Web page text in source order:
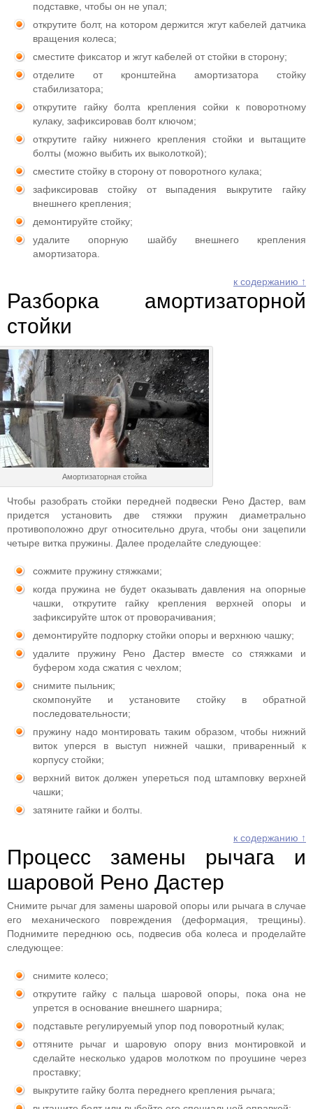
подставке, чтобы он не упал;
открутите болт, на котором держится жгут кабелей датчика
вращения колеса;
сместите фиксатор и жгут кабелей от стойки в сторону;
отделите от кронштейна амортизатора стойку
стабилизатора;
открутите гайку болта крепления сойки к поворотному
кулаку, зафиксировав болт ключом;
открутите гайку нижнего крепления стойки и вытащите
болты (можно выбить их выколоткой);
сместите стойку в сторону от поворотного кулака;
зафиксировав стойку от выпадения выкрутите гайку
внешнего крепления;
демонтируйте стойку;
удалите опорную шайбу внешнего крепления
амортизатора.
к содержанию ↑
Разборка амортизаторной
стойки
Амортизаторная стойка
Чтобы разобрать стойки передней подвески Рено Дастер, вам
придется установить две стяжки пружин диаметрально
противоположно друг относительно друга, чтобы они зацепили
четыре витка пружины. Далее проделайте следующее:
сожмите пружину стяжками;
когда пружина не будет оказывать давления на опорные
чашки, открутите гайку крепления верхней опоры и
зафиксируйте шток от проворачивания;
демонтируйте подпорку стойки опоры и верхнюю чашку;
удалите пружину Рено Дастер вместе со стяжками и
буфером хода сжатия с чехлом;
снимите пыльник;
скомпонуйте и установите стойку в обратной
последовательности;
пружину надо монтировать таким образом, чтобы нижний
виток уперся в выступ нижней чашки, приваренный к
корпусу стойки;
верхний виток должен упереться под штамповку верхней
чашки;
затяните гайки и болты.
к содержанию ↑
Процесс замены рычага и
шаровой Рено Дастер
Снимите рычаг для замены шаровой опоры или рычага в случае
его механического повреждения (деформация, трещины).
Поднимите переднюю ось, подвесив оба колеса и проделайте
следующее:
снимите колесо;
открутите гайку с пальца шаровой опоры, пока она не
упрется в основание внешнего шарнира;
подставьте регулируемый упор под поворотный кулак;
оттяните рычаг и шаровую опору вниз монтировкой и
сделайте несколько ударов молотком по проушине через
проставку;
выкрутите гайку болта переднего крепления рычага;